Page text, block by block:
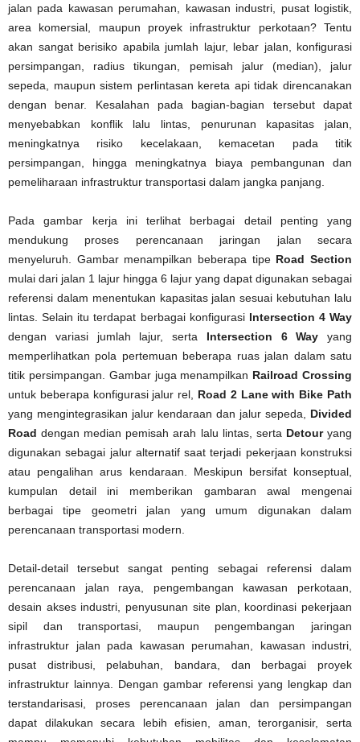
jalan pada kawasan perumahan, kawasan industri, pusat logistik,
area komersial, maupun proyek infrastruktur perkotaan? Tentu
akan sangat berisiko apabila jumlah lajur, lebar jalan, konfigurasi
persimpangan, radius tikungan, pemisah jalur (median), jalur
sepeda, maupun sistem perlintasan kereta api tidak direncanakan
dengan benar. Kesalahan pada bagian-bagian tersebut dapat
menyebabkan konflik lalu lintas, penurunan kapasitas jalan,
meningkatnya risiko kecelakaan, kemacetan pada titik
persimpangan, hingga meningkatnya biaya pembangunan dan
pemeliharaan infrastruktur transportasi dalam jangka panjang.
Pada gambar kerja ini terlihat berbagai detail penting yang
mendukung proses perencanaan jaringan jalan secara
menyeluruh. Gambar menampilkan beberapa tipe Road Section
mulai dari jalan 1 lajur hingga 6 lajur yang dapat digunakan sebagai
referensi dalam menentukan kapasitas jalan sesuai kebutuhan lalu
lintas. Selain itu terdapat berbagai konfigurasi Intersection 4 Way
dengan variasi jumlah lajur, serta Intersection 6 Way yang
memperlihatkan pola pertemuan beberapa ruas jalan dalam satu
titik persimpangan. Gambar juga menampilkan Railroad Crossing
untuk beberapa konfigurasi jalur rel, Road 2 Lane with Bike Path
yang mengintegrasikan jalur kendaraan dan jalur sepeda, Divided
Road dengan median pemisah arah lalu lintas, serta Detouryang
digunakan sebagai jalur alternatif saat terjadi pekerjaan konstruksi
atau pengalihan arus kendaraan. Meskipun bersifat konseptual,
kumpulan detail ini memberikan gambaran awal mengenai
berbagai tipe geometri jalan yang umum digunakan dalam
perencanaan transportasi modern.
Detail-detail tersebut sangat penting sebagai referensi dalam
perencanaan jalan raya, pengembangan kawasan perkotaan,
desain akses industri, penyusunan site plan, koordinasi pekerjaan
sipil dan transportasi, maupun pengembangan jaringan
infrastruktur jalan pada kawasan perumahan, kawasan industri,
pusat distribusi, pelabuhan, bandara, dan berbagai proyek
infrastruktur lainnya. Dengan gambar referensi yang lengkap dan
terstandarisasi, proses perencanaan jalan dan persimpangan
dapat dilakukan secara lebih efisien, aman, terorganisir, serta